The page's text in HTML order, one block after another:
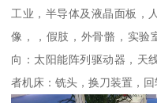
工业，半导体及液晶面板，
像，，假肢，外骨骼，实验
向：太阳能阵列驱动器，天
者机床：铣头，换刀装置，